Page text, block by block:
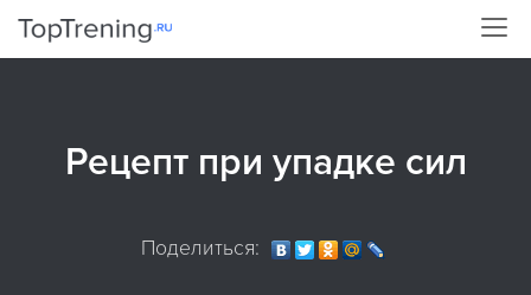
Рецепт при упадке сил
Поделиться: